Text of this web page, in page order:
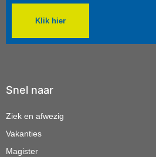
Klik hier
Snel naar
Ziek en afwezig
Vakanties
Magister